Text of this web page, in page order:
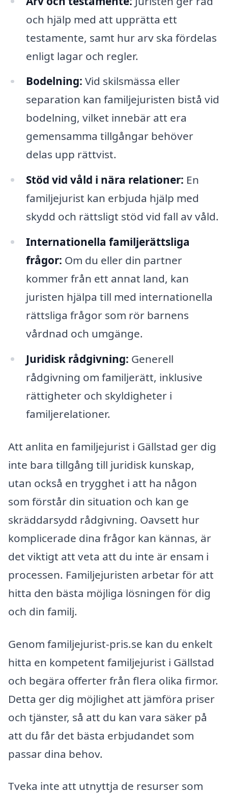
och hjälp med att upprätta ett
testamente, samt hur arv ska fördelas
enligt lagar och regler.
Bodelning: Vid skilsmässa eller
separation kan familjejuristen bistå vid
bodelning, vilket innebär att era
gemensamma tillgångar behöver
delas upp rättvist.
Stöd vid våld i nära relationer: En
familjejurist kan erbjuda hjälp med
skydd och rättsligt stöd vid fall av våld.
Internationella familjerättsliga
frågor: Om du eller din partner
kommer från ett annat land, kan
juristen hjälpa till med internationella
rättsliga frågor som rör barnens
vårdnad och umgänge.
Juridisk rådgivning: Generell
rådgivning om familjerätt, inklusive
rättigheter och skyldigheter i
familjerelationer.
Att anlita en familjejurist i Gällstad ger dig
inte bara tillgång till juridisk kunskap,
utan också en trygghet i att ha någon
som förstår din situation och kan ge
skräddarsydd rådgivning. Oavsett hur
komplicerade dina frågor kan kännas, är
det viktigt att veta att du inte är ensam i
processen. Familjejuristen arbetar för att
hitta den bästa möjliga lösningen för dig
och din familj.
Genom familjejurist-pris.se kan du enkelt
hitta en kompetent familjejurist i Gällstad
och begära offerter från flera olika firmor.
Detta ger dig möjlighet att jämföra priser
och tjänster, så att du kan vara säker på
att du får det bästa erbjudandet som
passar dina behov.
Tveka inte att utnyttja de resurser som